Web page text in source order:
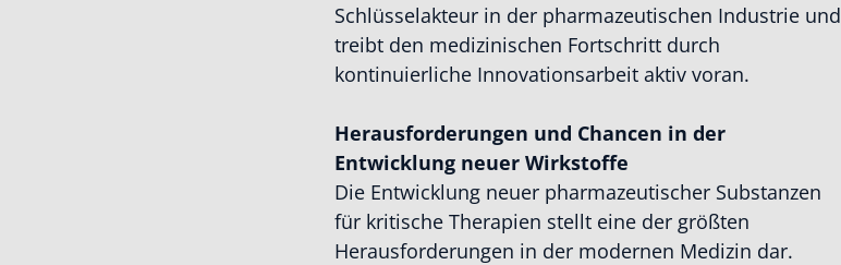
Schlüsselakteur in der pharmazeutischen Industrie und
treibt den medizinischen Fortschritt durch
kontinuierliche Innovationsarbeit aktiv voran.
Herausforderungen und Chancen in der
Entwicklung neuer Wirkstoffe
Die Entwicklung neuer pharmazeutischer Substanzen
für kritische Therapien stellt eine der größten
Herausforderungen in der modernen Medizin dar.